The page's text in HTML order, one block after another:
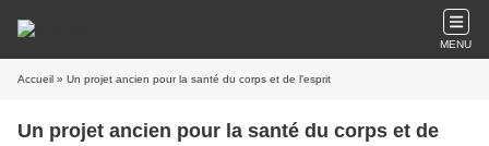
MENU
Accueil » Un projet ancien pour la santé du corps et de l'esprit
Un projet ancien pour la santé du corps et de